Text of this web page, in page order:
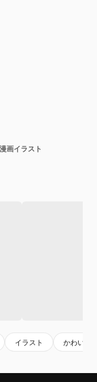
画イラスト
イラスト かわいい